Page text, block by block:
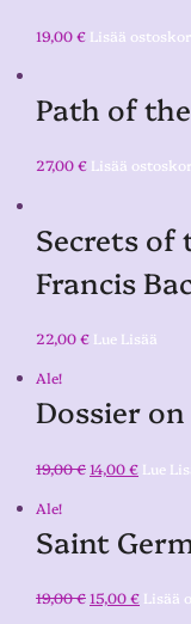
19,00€ Lisää
Path of
27,00€ Lisää
Secrets of
Francis
22,00€ Lue Lisää
Ale!
Dossier
19,00€ 14,00€ Lue
Ale!
Saint
19,00€ 15,00€ Lisää